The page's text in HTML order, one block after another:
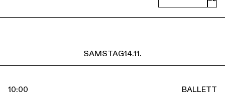
SAMSTAG14.11.
10:00 BALLETT